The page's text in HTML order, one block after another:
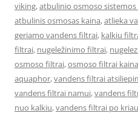
viking,atbulinio osmoso sistemos
atbulinis osmosas kaina,atlieka
geriamo vandens filtrai, kalkiu
filtrai, nugeležinimo filtrai,
osmoso filtrai,osmoso filtrai kaina
aquaphor,vandens filtrai
vandens filtrai namui,vandens
nuo kalkiu,vandens filtrai po